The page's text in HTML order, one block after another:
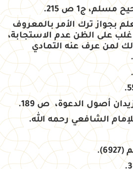
ج1 ص 215.
بجواز ترك الأمر بالمعروف
غلب على الظن عدم الاستجابة،
لمن عرف عنه التمادي
أصول الدعوة، ص 189.
الشافعي رحمه الله.